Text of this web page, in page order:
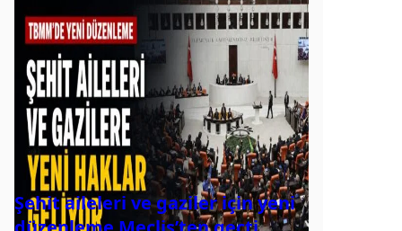
Şehit aileleri ve gaziler için yeni